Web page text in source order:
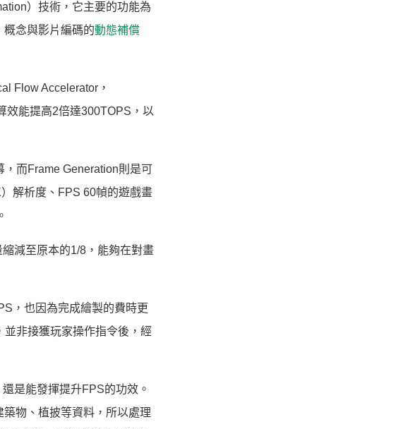
）技術，它主要的功能為
念與影片編碼的動態補償
Flow Accelerator，
效能提高2倍達300TOPS，以
而Frame Generation則是可
解析度、FPS 60幀的遊戲畫
減至原本的1/8，能夠在對畫
，也因為完成繪製的費時更
非接獲玩家操作指令後，經
是能發揮提升FPS的功效。
物、植披等資料，所以處理